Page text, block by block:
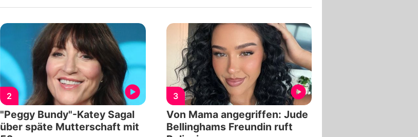
2
"Peggy Bundy"-Katey Sagal
über späte Mutterschaft mit
3
Von Mama angegriffen: Jude
Bellinghams Freundin ruft